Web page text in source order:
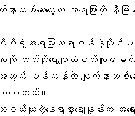
ျက်နှာသစ်ဆေးတွေက အရေပြားကို
မိမိရဲ့အရေပြားဆရာဝန်နဲ့တို
ေးကို ဘယ်လိုရွေးချယ်ဝယ်ယူရ
က် မှန်ကန်တဲ့ မျက်နှာသစ်ဆေ
က်ပါတယ်။
းဝယ်ယူတဲ့နေရာမှာဈေးနှုန်းက အ